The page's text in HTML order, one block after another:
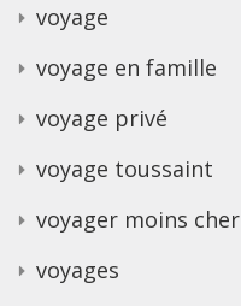
voyage
voyage en famille
voyage privé
voyage toussaint
voyager moins cher
voyages